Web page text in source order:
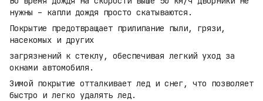
нужны – капли дождя просто скатываются.
Покрытие предотвращает прилипание пыли, грязи,
насекомых и других
загрязнений к стеклу, обеспечивая легкий уход за
окнами автомобиля.
Зимой покрытие отталкивает лед и снег, что позволяет
быстро и легко удалять лед.